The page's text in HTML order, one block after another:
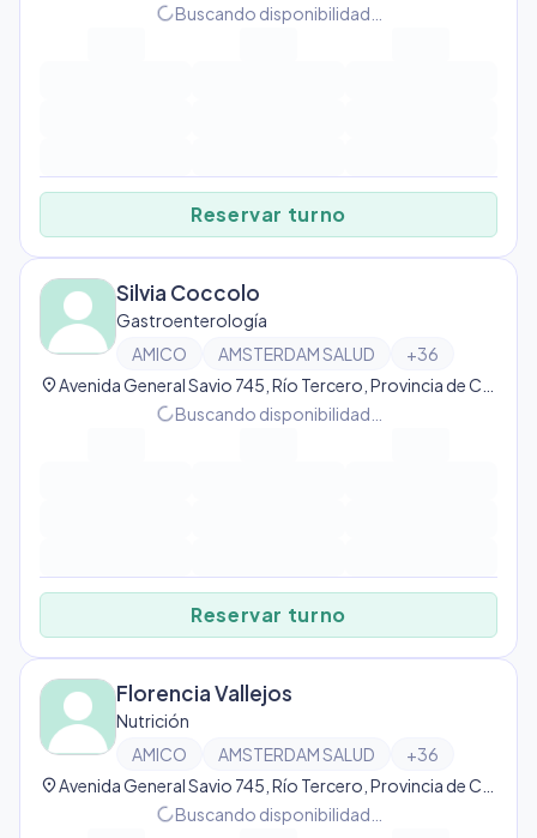
progress_activityBuscando disponibilidad…
Reservar turno
Silvia Coccolo
Gastroenterología
AMICO
AMSTERDAM SALUD +36
location_on
progress_activityBuscando disponibilidad…
Reservar turno
Florencia Vallejos
Nutrición
AMICO
AMSTERDAM SALUD +36
location_on
progress_activityBuscando disponibilidad…